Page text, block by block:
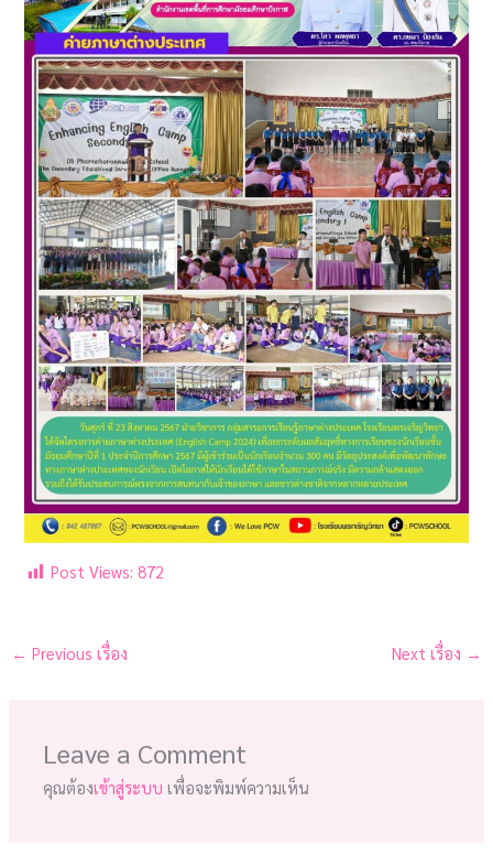
Post Views: 872
← Previous เรื่อง Next เรื่อง →
Leave a Comment
คุณต้องเข้าสู่ระบบ เพื่อจะพิมพ์ความเห็น